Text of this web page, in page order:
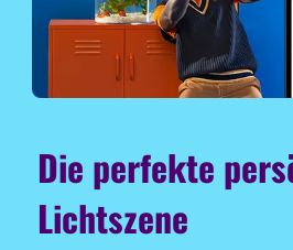
Die perfekte
Lichtszene